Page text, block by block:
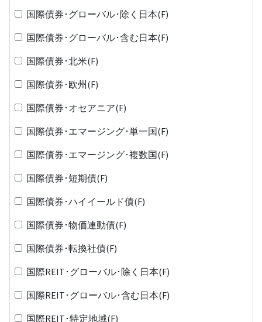
国際債券･グローバル･除く日本(F)
国際債券･グローバル･含む日本(F)
国際債券･北米(F)
国際債券･欧州(F)
国際債券･オセアニア(F)
国際債券･エマージング･単一国(F)
国際債券･エマージング･複数国(F)
国際債券･短期債(F)
国際債券･ハイイールド債(F)
国際債券･物価連動債(F)
国際債券･転換社債(F)
国際REIT･グローバル･除く日本(F)
国際REIT･グローバル･含む日本(F)
国際REIT･特定地域(F)